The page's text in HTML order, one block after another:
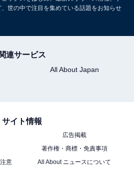
せられました。
グ結果を見る
るま 小林
局でバラエティ番組、情報番
、フリーランスの編集・ライ
に精通し、週刊誌、ネットニ
世の中で注目を集めている話題をお知らせ
連サービス
All About Japan
サイト情報
広告掲載
著作権・商標・免責事項
意
All About ニュースについて